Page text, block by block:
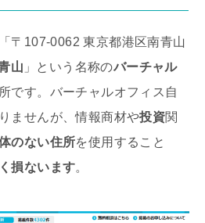
〒107-0062 東京都港区南青山
山 」という名称のバーチャル
です。バーチャルオフィス自
ませんが、情報商材や投資関
のない住所を使用すること
損ないます。